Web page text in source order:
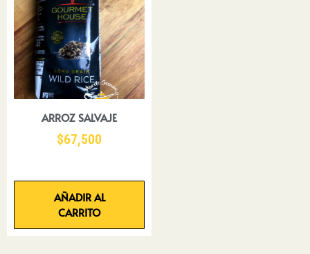
ARROZ SALVAJE
$67,500
AÑADIR AL
CARRITO